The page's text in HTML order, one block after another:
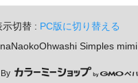
示切替 : PC版に切り替える
Simples mimi